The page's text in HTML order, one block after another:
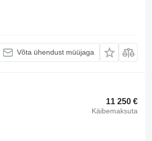
Võta ühendust müüjaga
11 250 €
Käibemaksuta